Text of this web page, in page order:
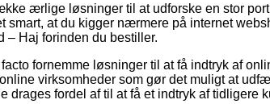
ærlige løsninger til at udforske en stor
smart, at du kigger nærmere på internet
– Haj forinden du bestiller.
fornemme løsninger til at få indtryk af
virksomheder som gør det muligt at
drages fordel af til at få et indtryk af tidligere